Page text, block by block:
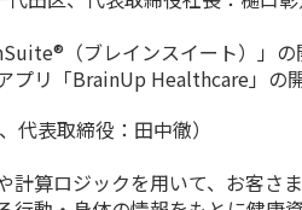
（ブレインスイート）」
プリ「BrainUp Healthcare」の開
代表取締役：田中徹）
計算ロジックを用いて、お客